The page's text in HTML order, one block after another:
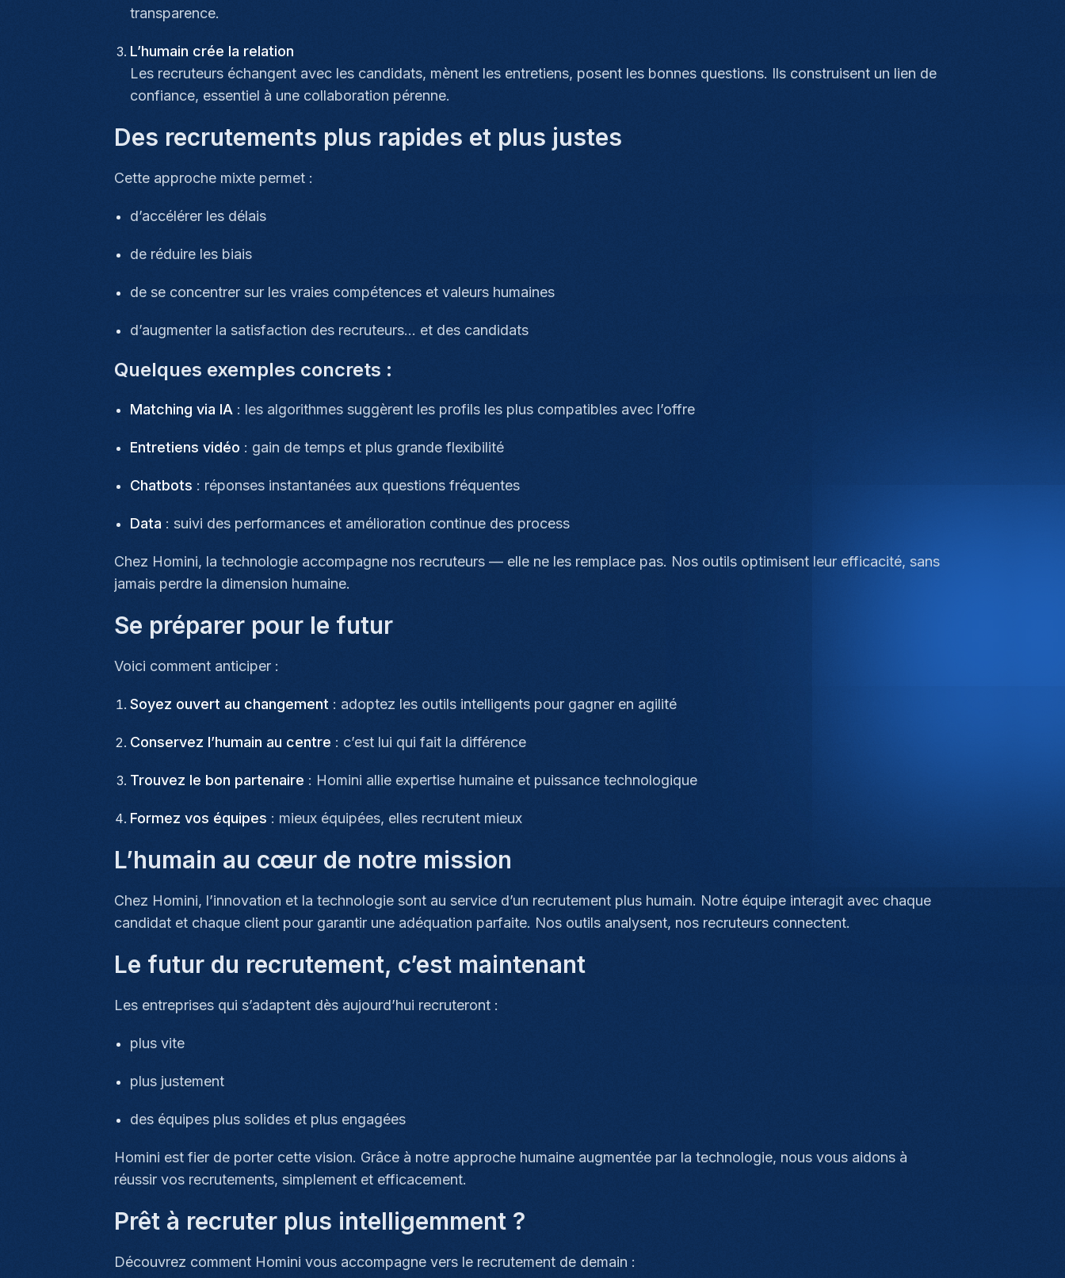
transparence.
L’humain crée la relation
Les recruteurs échangent avec les candidats, mènent les entretiens, posent les bonnes questions. Ils construisent un lien de
confiance, essentiel à une collaboration pérenne.
Des recrutements plus rapides et plus justes
Cette approche mixte permet :
d’accélérer les délais
de réduire les biais
de se concentrer sur les vraies compétences et valeurs humaines
d’augmenter la satisfaction des recruteurs… et des candidats
Quelques exemples concrets :
Matching via IA : les algorithmes suggèrent les profils les plus compatibles avec l’offre
Entretiens vidéo : gain de temps et plus grande flexibilité
Chatbots : réponses instantanées aux questions fréquentes
Data : suivi des performances et amélioration continue des process
Chez Homini, la technologie accompagne nos recruteurs — elle ne les remplace pas. Nos outils optimisent leur efficacité, sans
jamais perdre la dimension humaine.
Se préparer pour le futur
Voici comment anticiper :
Soyez ouvert au changement : adoptez les outils intelligents pour gagner en agilité
Conservez l’humain au centre : c’est lui qui fait la différence
Trouvez le bon partenaire : Homini allie expertise humaine et puissance technologique
Formez vos équipes : mieux équipées, elles recrutent mieux
L’humain au cœur de notre mission
Chez Homini, l’innovation et la technologie sont au service d’un recrutement plus humain. Notre équipe interagit avec chaque
candidat et chaque client pour garantir une adéquation parfaite. Nos outils analysent, nos recruteurs connectent.
Le futur du recrutement, c’est maintenant
Les entreprises qui s’adaptent dès aujourd’hui recruteront :
plus vite
plus justement
des équipes plus solides et plus engagées
Homini est fier de porter cette vision. Grâce à notre approche humaine augmentée par la technologie, nous vous aidons à
réussir vos recrutements, simplement et efficacement.
Prêt à recruter plus intelligemment ?
Découvrez comment Homini vous accompagne vers le recrutement de demain :